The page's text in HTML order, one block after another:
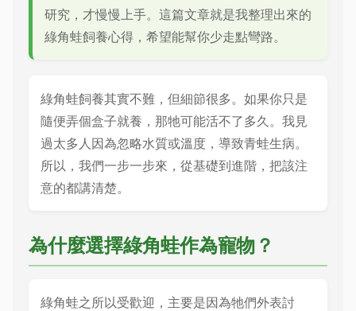
研究，才慢慢上手。這篇文章就是我整理出來的
綠角蛙飼養心得，希望能幫你少走點彎路。
綠角蛙飼養其實不難，但細節很多。如果你只是
隨便弄個盒子就養，那牠可能活不了多久。我見
過太多人因為忽略水質或溫度，導致青蛙生病。
所以，我們一步一步來，從基礎到進階，把該注
意的都講清楚。
為什麼選擇綠角蛙作為寵物？
綠角蛙之所以受歡迎，主要是因為牠們外表討